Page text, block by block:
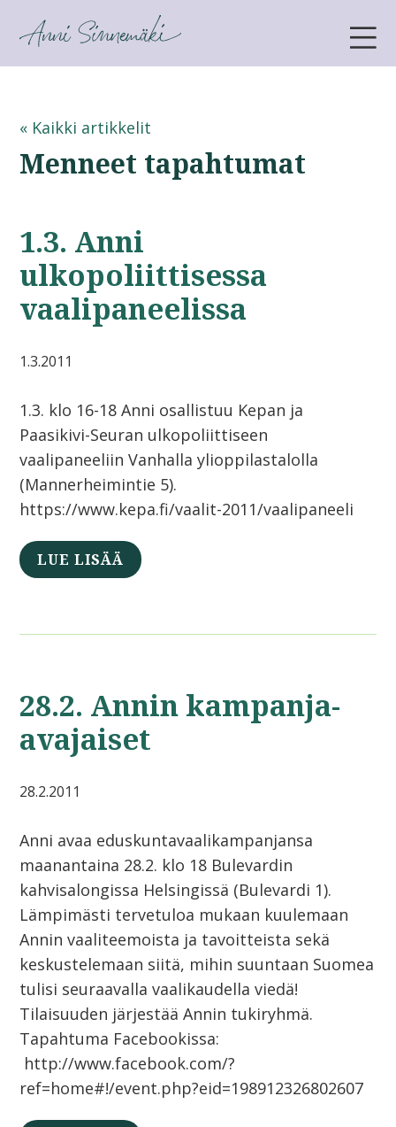
ANNI SINNEMÄKI
« Kaikki artikkelit
Menneet tapahtumat
1.3. Anni
ulkopoliittisessa
vaalipaneelissa
1.3.2011
1.3. klo 16-18 Anni osallistuu Kepan ja
Paasikivi-Seuran ulkopoliittiseen
vaalipaneeliin Vanhalla ylioppilastalolla
(Mannerheimintie 5).
https://www.kepa.fi/vaalit-2011/vaalipaneeli
LUE LISÄÄ
28.2. Annin kampanja-
avajaiset
28.2.2011
Anni avaa eduskuntavaalikampanjansa
maanantaina 28.2. klo 18 Bulevardin
kahvisalongissa Helsingissä (Bulevardi 1).
Lämpimästi tervetuloa mukaan kuulemaan
Annin vaaliteemoista ja tavoitteista sekä
keskustelemaan siitä, mihin suuntaan Suomea
tulisi seuraavalla vaalikaudella viedä!
Tilaisuuden järjestää Annin tukiryhmä.
Tapahtuma Facebookissa:
http://www.facebook.com/?
ref=home#!/event.php?eid=198912326802607